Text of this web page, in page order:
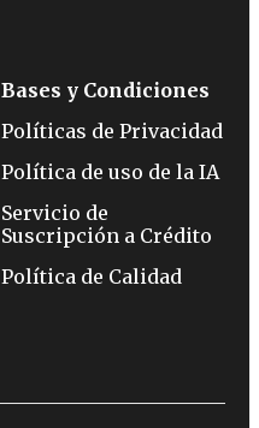
Bases y Condiciones
Políticas de Privacidad
Política de uso de la IA
Servicio de
Suscripción a Crédito
Política de Calidad